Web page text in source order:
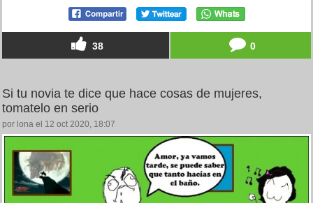
38 0
Si tu novia te dice que hace cosas de mujeres,
tomatelo en serio
por lona el 12 oct 2020, 18:07